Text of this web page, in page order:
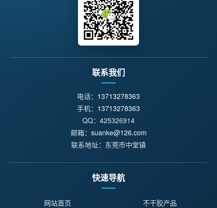
联系我们
电话： 13713278363
手机： 13713278363
QQ：425326914
邮箱： suanke@126.com
联系地址：东莞市中堂镇
快速导航
网站首页
不干胶产品